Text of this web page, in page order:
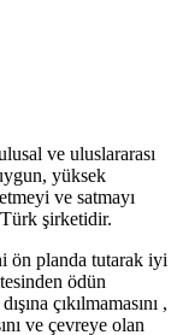
ve uluslararası
yüksek
ve satmayı
şirketidir.
ön planda tutarak iyi
ödün
çıkılmamasını ,
ve çevreye olan